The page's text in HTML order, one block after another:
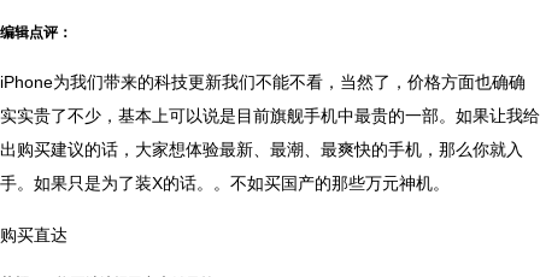
编辑点评：
iPhone为我们带来的科技更新我们不能不看，当然了，价格方面也确确
实实贵了不少，基本上可以说是目前旗舰手机中最贵的一部。如果让我给
出购买建议的话，大家想体验最新、最潮、最爽快的手机，那么你就入
手。如果只是为了装X的话。。不如买国产的那些万元神机。
购买直达